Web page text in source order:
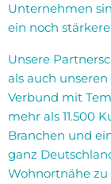
Unternehmen
ein noch
Unsere
als auch
Verbund mit
mehr als 11.500
Branchen und
ganz
Wohnortnähe